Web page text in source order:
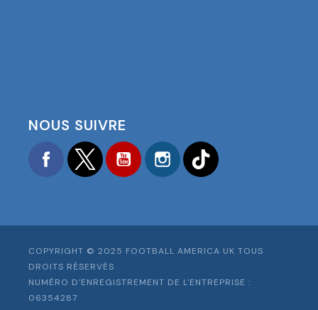
NOUS SUIVRE
FacebookTwitter YouTubeInstagram
COPYRIGHT © 2025 FOOTBALL AMERICA UK TOUS
DROITS RÉSERVÉS
NUMÉRO D'ENREGISTREMENT DE L'ENTREPRISE :
06354287